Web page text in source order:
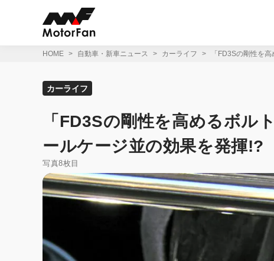
HOME 自動車・新車ニュース カーライフ 「FD3Sの剛性を
カーライフ
「FD3Sの剛性を高めるボル
ールケージ並の効果を発揮!?
写真8枚目